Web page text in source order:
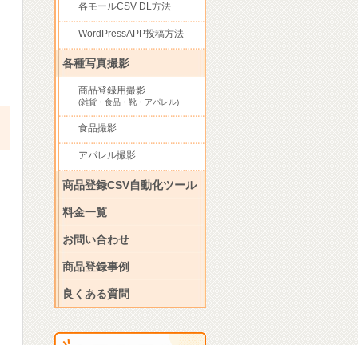
各モールCSV DL方法
WordPressAPP投稿方法
各種写真撮影
商品登録用撮影
(雑貨・食品・靴・アパレル)
食品撮影
アパレル撮影
商品登録CSV自動化ツール
料金一覧
お問い合わせ
商品登録事例
良くある質問